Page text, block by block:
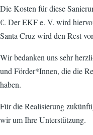
Die Kosten für diese
€. Der EKF e. V. wird
Santa Cruz wird den Rest
Wir bedanken uns sehr
und Förder*Innen, die die
haben.
Für die Realisierung
wir um Ihre Unterstützung.